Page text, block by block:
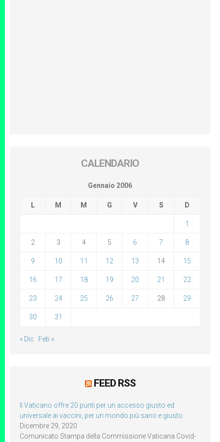
CALENDARIO
Gennaio 2006
L M M G V S D
1
2 3 4 5 6 7 8
9 10 11 12 13 14 15
16 17 18 19 20 21 22
23 24 25 26 27 28 29
30 31
« Dic Feb »
FEED RSS
Il Vaticano offre 20 punti per un accesso giusto ed
universale ai vaccini, per un mondo più sano e giusto
Dicembre 29, 2020
Comunicato Stampa della Commissione Vaticana Covid-